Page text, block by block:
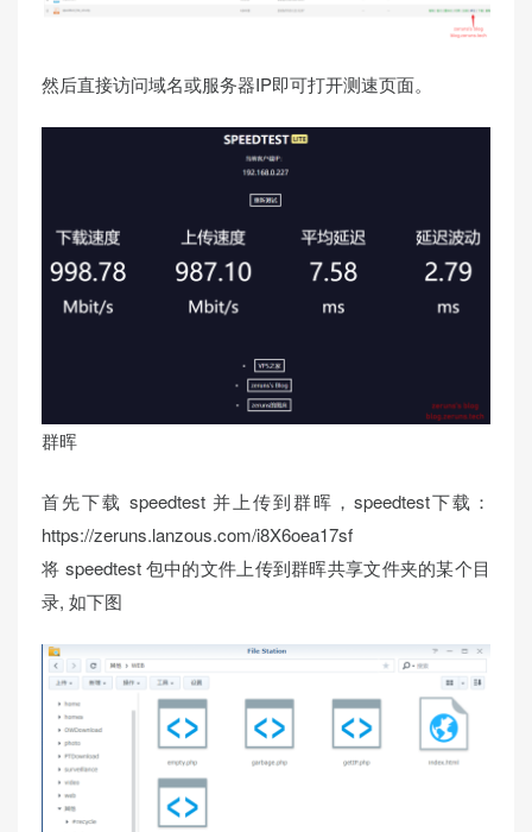
然后直接访问域名或服务器IP即可打开测速页面。
群晖
首先下载 speedtest 并上传到群晖，speedtest下载：
https://zeruns.lanzous.com/i8X6oea17sf
将 speedtest 包中的文件上传到群晖共享文件夹的某个目
录, 如下图